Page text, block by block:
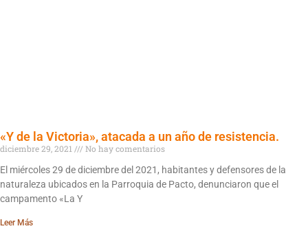
«Y de la Victoria», atacada a un año de resistencia.
diciembre 29, 2021
No hay comentarios
El miércoles 29 de diciembre del 2021, habitantes y defensores de la
naturaleza ubicados en la Parroquia de Pacto, denunciaron que el
campamento «La Y
Leer Más